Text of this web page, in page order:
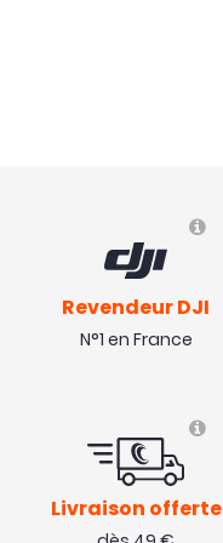
Revendeur DJI
N°1 en France
Livraison offerte